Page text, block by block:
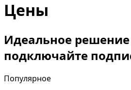
Цены
Идеальное решение
подключайте
Популярное